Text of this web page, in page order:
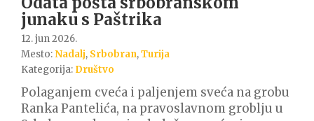
junaku s Paštrika
12. jun 2026.
Mesto:Nadalj, Srbobran,Turija
Kategorija: Društvo
Polaganjem cveća i paljenjem sveća na grobu
Ranka Pantelića, na pravoslavnom groblju u